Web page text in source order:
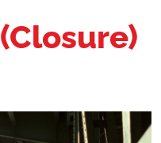
(Closure)